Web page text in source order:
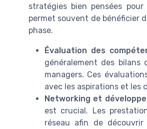
stratégies bien pensées
permet souvent de bénéficier
phase.
Évaluation des
généralement des bilans
managers. Ces
avec les aspirations et les
Networking et
est crucial. Les
réseau afin de